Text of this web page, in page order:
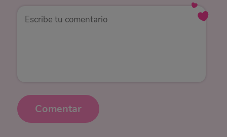
Comentar